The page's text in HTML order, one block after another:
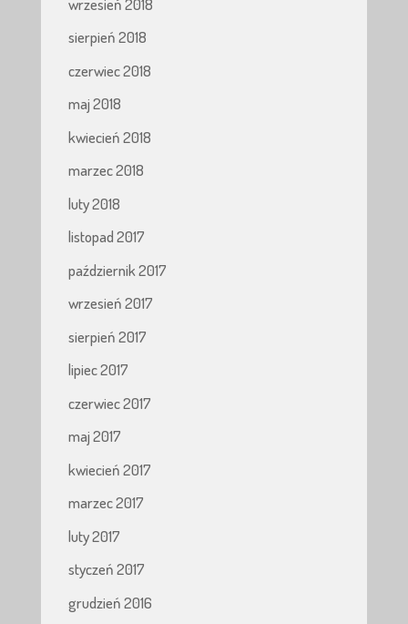
sierpień 2018
czerwiec 2018
maj 2018
kwiecień 2018
marzec 2018
luty 2018
listopad 2017
październik 2017
wrzesień 2017
sierpień 2017
lipiec 2017
czerwiec 2017
maj 2017
kwiecień 2017
marzec 2017
luty 2017
styczeń 2017
grudzień 2016